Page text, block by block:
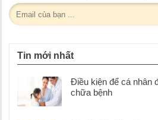
Tin mới nhất
Điều kiện để cá nhân
chữa bệnh